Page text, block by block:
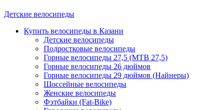
Детские велосипеды
Купить велосипеды в Казани
Детские велосипеды
Подростковые велосипеды
Горные велосипеды 27,5 (MTB 27,5)
Горные велосипеды 26 дюймов
Горные велосипеды 29 дюймов (Найнеры)
Шоссейные велосипеды
Женские велосипеды
Фэтбайки (Fat-Bike)